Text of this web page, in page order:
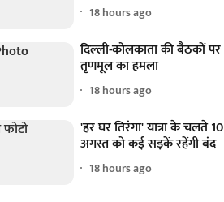
18 hours ago
दिल्ली-कोलकाता की बैठकों पर
तृणमूल का हमला
18 hours ago
'हर घर तिरंगा' यात्रा के चलते 10
अगस्त को कई सड़कें रहेंगी बंद
18 hours ago